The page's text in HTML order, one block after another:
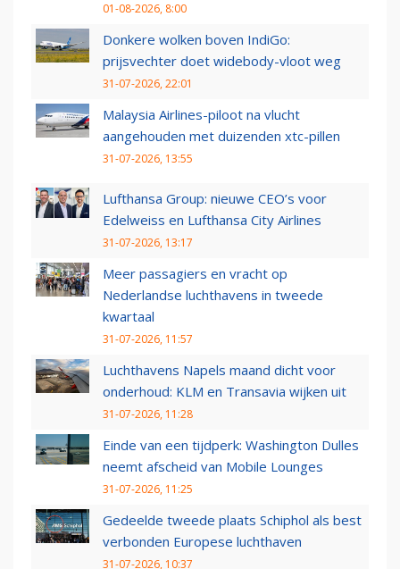
01-08-2026, 8:00
Donkere wolken boven IndiGo:
prijsvechter doet widebody-vloot weg
31-07-2026, 22:01
Malaysia Airlines-piloot na vlucht
aangehouden met duizenden xtc-pillen
31-07-2026, 13:55
Lufthansa Group: nieuwe CEO’s voor
Edelweiss en Lufthansa City Airlines
31-07-2026, 13:17
Meer passagiers en vracht op
Nederlandse luchthavens in tweede
kwartaal
31-07-2026, 11:57
Luchthavens Napels maand dicht voor
onderhoud: KLM en Transavia wijken uit
31-07-2026, 11:28
Einde van een tijdperk: Washington Dulles
neemt afscheid van Mobile Lounges
31-07-2026, 11:25
Gedeelde tweede plaats Schiphol als best
verbonden Europese luchthaven
31-07-2026, 10:37